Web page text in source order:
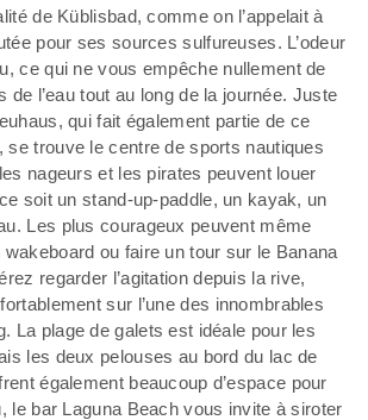
de Küblisbad, comme on l’appelait à
pour ses sources sulfureuses. L’odeur
ce qui ne vous empêche nullement de
de l’eau tout au long de la journée. Juste
qui fait également partie de ce
se trouve le centre de sports nautiques
nageurs et les pirates peuvent louer
soit un stand-up-paddle, un kayak, un
Les plus courageux peuvent même
wakeboard ou faire un tour sur le Banana
regarder l’agitation depuis la rive,
sur l’une des innombrables
La plage de galets est idéale pour les
les deux pelouses au bord du lac de
également beaucoup d’espace pour
le bar Laguna Beach vous invite à siroter